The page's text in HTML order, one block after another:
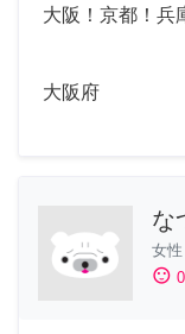
大阪！京都！
大阪府
な
女性
sentiment_satisfied 0